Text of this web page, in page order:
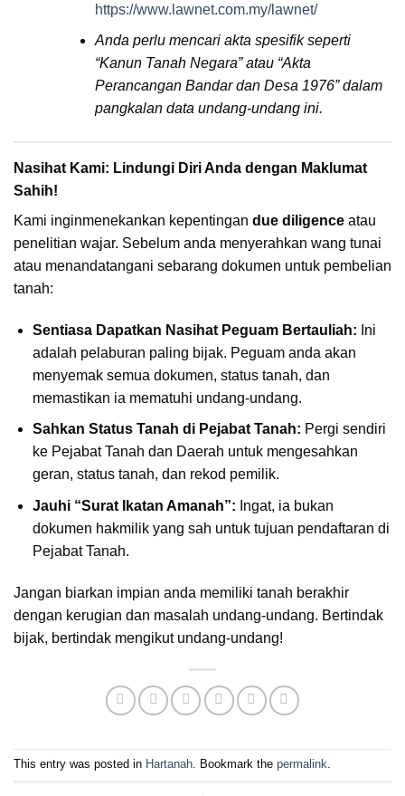
https://www.lawnet.com.my/lawnet/
Anda perlu mencari akta spesifik seperti
“Kanun Tanah Negara” atau “Akta
Perancangan Bandar dan Desa 1976” dalam
pangkalan data undang-undang ini.
Nasihat Kami: Lindungi Diri Anda dengan Maklumat
Sahih!
Kami inginmenekankan kepentingan due diligence atau
penelitian wajar. Sebelum anda menyerahkan wang tunai
atau menandatangani sebarang dokumen untuk pembelian
tanah:
Sentiasa Dapatkan Nasihat Peguam Bertauliah: Ini
adalah pelaburan paling bijak. Peguam anda akan
menyemak semua dokumen, status tanah, dan
memastikan ia mematuhi undang-undang.
Sahkan Status Tanah di Pejabat Tanah: Pergi sendiri
ke Pejabat Tanah dan Daerah untuk mengesahkan
geran, status tanah, dan rekod pemilik.
Jauhi “Surat Ikatan Amanah”: Ingat, ia bukan
dokumen hakmilik yang sah untuk tujuan pendaftaran di
Pejabat Tanah.
Jangan biarkan impian anda memiliki tanah berakhir
dengan kerugian dan masalah undang-undang. Bertindak
bijak, bertindak mengikut undang-undang!
This entry was posted in Hartanah. Bookmark the permalink.